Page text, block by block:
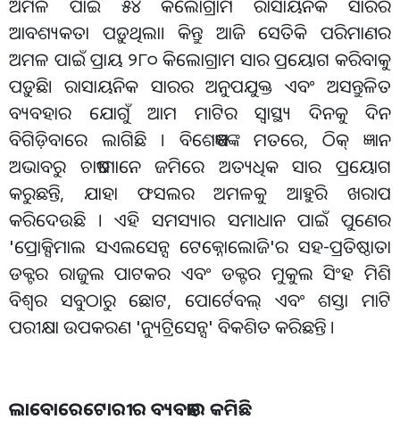
ଅମଳ ପାଇଁ ୫୪ କିଲୋଗ୍ରାମ ରାସାୟନିକ ସାରର
ଆବଶ୍ୟକତା ପଡ଼ୁଥିଲା। କିନ୍ତୁ ଆଜି ସେତିକି ପରିମାଣର
ଅମଳ ପାଇଁ ପ୍ରାୟ ୨୮୦ କିଲୋଗ୍ରାମ ସାର ପ୍ରୟୋଗ କରିବାକୁ
ପଡ଼ୁଛି। ରାସାୟନିକ ସାରର ଅନୁପଯୁକ୍ତ ଏବଂ ଅସନ୍ତୁଳିତ
ବ୍ୟବହାର ଯୋଗୁଁ ଆମ ମାଟିର ସ୍ୱାସ୍ଥ୍ୟ ଦିନକୁ ଦିନ
ବିଗିଡ଼ିବାରେ ଲାଗିଛି । ବିଶେଷଜ୍ଞଙ୍କ ମତରେ, ଠିକ୍ ଜ୍ଞାନ
ଅଭାବରୁ ଚାଷୀମାନେ ଜମିରେ ଅତ୍ୟଧିକ ସାର ପ୍ରୟୋଗ
କରୁଛନ୍ତି, ଯାହା ଫସଲର ଅମଳକୁ ଆହୁରି ଖରାପ
କରିଦେଉଛି । ଏହି ସମସ୍ୟାର ସମାଧାନ ପାଇଁ ପୁଣେର
'ପ୍ରୋକ୍ସିମାଲ ସଏଲସେନ୍ସ ଟେକ୍ନୋଲୋଜି'ର ସହ-ପ୍ରତିଷ୍ଠାତା
ଡକ୍ଟର ରାଜୁଲ ପାଟକର ଏବଂ ଡକ୍ଟର ମୁକୁଲ ସିଂହ ମିଶି
ବିଶ୍ୱର ସବୁଠାରୁ ଛୋଟ, ପୋର୍ଟେବଲ୍ ଏବଂ ଶସ୍ତା ମାଟି
ପରୀକ୍ଷା ଉପକରଣ 'ନ୍ୟୁଟ୍ରିସେନ୍ସ' ବିକଶିତ କରିଛନ୍ତି ।
ଲାବୋରେଟୋରୀର ବ୍ୟବହାର କମିଛି